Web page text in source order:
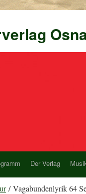
Der Verlag
/ Vagabundenlyrik 64